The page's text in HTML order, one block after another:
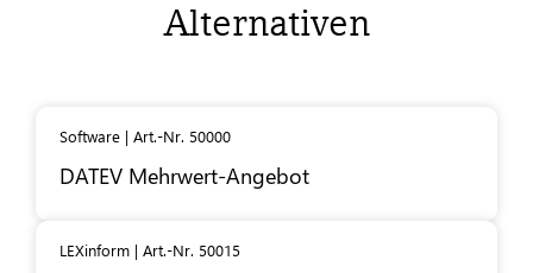
Alternativen
Software | Art.-Nr. 50000
DATEV Mehrwert-Angebot
LEXinform | Art.-Nr. 50015